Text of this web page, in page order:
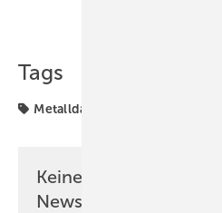
Tags
Metalldach
Keine Zeit? Kein
Newsletter!